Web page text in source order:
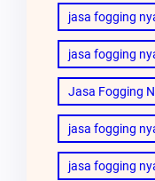
jasa fogging
jasa fogging
Jasa Fogging
jasa fogging
jasa fogging